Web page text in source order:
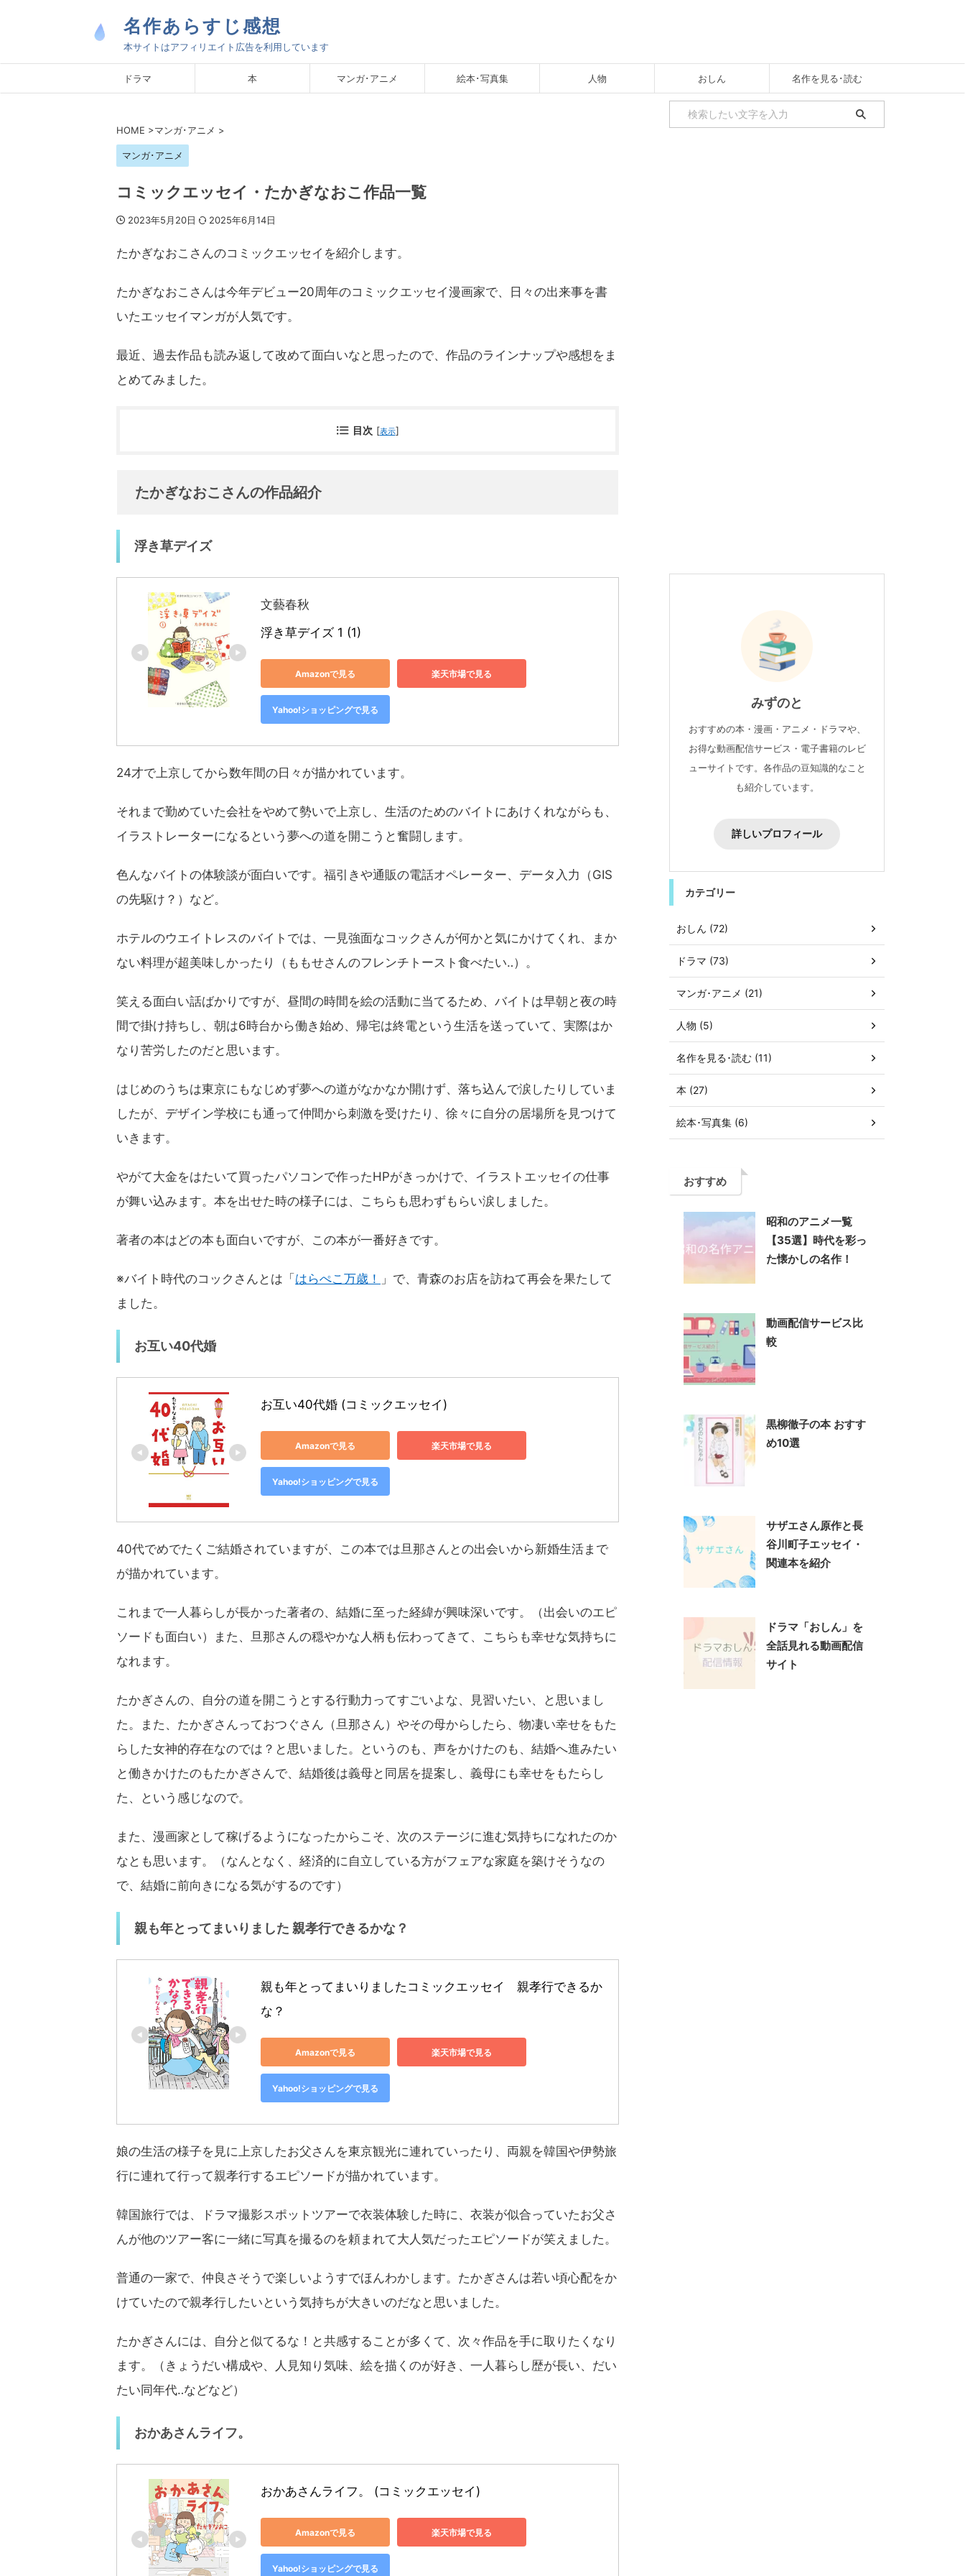
名作あらすじ感想
本サイトはアフィリエイト広告を利用しています
ドラマ 本 マンガ･アニメ 絵本･写真集 人物 おしん 名作を見る･読む
HOME >マンガ･アニメ >
マンガ･アニメ
コミックエッセイ・たかぎなおこ作品一覧
2023年5月20日 2025年6月14日
たかぎなおこさんのコミックエッセイを紹介します。
たかぎなおこさんは今年デビュー20周年のコミックエッセイ漫画家で、日々の出来事を書
いたエッセイマンガが人気です。
最近、過去作品も読み返して改めて面白いなと思ったので、作品のラインナップや感想をま
とめてみました。
目次 [表示]
たかぎなおこさんの作品紹介
浮き草デイズ
文藝春秋
浮き草デイズ 1 (1)
Amazonで見る 楽天市場で見る
Yahoo!ショッピングで見る
24才で上京してから数年間の日々が描かれています。
それまで勤めていた会社をやめて勢いで上京し、生活のためのバイトにあけくれながらも、
イラストレーターになるという夢への道を開こうと奮闘します。
色んなバイトの体験談が面白いです。福引きや通販の電話オペレーター、データ入力（GIS
の先駆け？）など。
ホテルのウエイトレスのバイトでは、一見強面なコックさんが何かと気にかけてくれ、まか
ない料理が超美味しかったり（ももせさんのフレンチトースト食べたい‥）。
笑える面白い話ばかりですが、昼間の時間を絵の活動に当てるため、バイトは早朝と夜の時
間で掛け持ちし、朝は6時台から働き始め、帰宅は終電という生活を送っていて、実際はか
なり苦労したのだと思います。
はじめのうちは東京にもなじめず夢への道がなかなか開けず、落ち込んで涙したりしていま
したが、デザイン学校にも通って仲間から刺激を受けたり、徐々に自分の居場所を見つけて
いきます。
やがて大金をはたいて買ったパソコンで作ったHPがきっかけで、イラストエッセイの仕事
が舞い込みます。本を出せた時の様子には、こちらも思わずもらい涙しました。
著者の本はどの本も面白いですが、この本が一番好きです。
※バイト時代のコックさんとは「 はらぺこ万歳！
」で、青森のお店を訪ねて再会を果たして
ました。
お互い40代婚
お互い40代婚 (コミックエッセイ)
Amazonで見る 楽天市場で見る
Yahoo!ショッピングで見る
40代でめでたくご結婚されていますが、この本では旦那さんとの出会いから新婚生活まで
が描かれています。
これまで一人暮らしが長かった著者の、結婚に至った経緯が興味深いです。（出会いのエピ
ソードも面白い）また、旦那さんの穏やかな人柄も伝わってきて、こちらも幸せな気持ちに
なれます。
たかぎさんの、自分の道を開こうとする行動力ってすごいよな、見習いたい、と思いまし
た。また、たかぎさんっておつぐさん（旦那さん）やその母からしたら、物凄い幸せをもた
らした女神的存在なのでは？と思いました。というのも、声をかけたのも、結婚へ進みたい
と働きかけたのもたかぎさんで、結婚後は義母と同居を提案し、義母にも幸せをもたらし
た、という感じなので。
また、漫画家として稼げるようになったからこそ、次のステージに進む気持ちになれたのか
なとも思います。（なんとなく、経済的に自立している方がフェアな家庭を築けそうなの
で、結婚に前向きになる気がするのです）
親も年とってまいりました 親孝行できるかな？
親も年とってまいりましたコミックエッセイ　親孝行できるか
な？
Amazonで見る 楽天市場で見る
Yahoo!ショッピングで見る
娘の生活の様子を見に上京したお父さんを東京観光に連れていったり、両親を韓国や伊勢旅
行に連れて行って親孝行するエピソードが描かれています。
韓国旅行では、ドラマ撮影スポットツアーで衣装体験した時に、衣装が似合っていたお父さ
んが他のツアー客に一緒に写真を撮るのを頼まれて大人気だったエピソードが笑えました。
普通の一家で、仲良さそうで楽しいようすでほんわかします。たかぎさんは若い頃心配をか
けていたので親孝行したいという気持ちが大きいのだなと思いました。
たかぎさんには、自分と似てるな！と共感することが多くて、次々作品を手に取りたくなり
ます。（きょうだい構成や、人見知り気味、絵を描くのが好き、一人暮らし歴が長い、だい
たい同年代‥などなど）
おかあさんライフ。
おかあさんライフ。 (コミックエッセイ)
Amazonで見る 楽天市場で見る
Yahoo!ショッピングで見る
みずのと
おすすめの本・漫画・アニメ・ドラマや、
お得な動画配信サービス・電子書籍のレビ
ューサイトです。各作品の豆知識的なこと
も紹介しています。
詳しいプロフィール
カテゴリー
おしん (72)
ドラマ (73)
マンガ･アニメ (21)
人物 (5)
名作を見る･読む (11)
本 (27)
絵本･写真集 (6)
おすすめ
昭和のアニメ一覧
【35選】時代を彩っ
た懐かしの名作！
動画配信サービス比
較
黒柳徹子の本 おすす
め10選
サザエさん原作と長
谷川町子エッセイ・
関連本を紹介
ドラマ「おしん」を
全話見れる動画配信
サイト